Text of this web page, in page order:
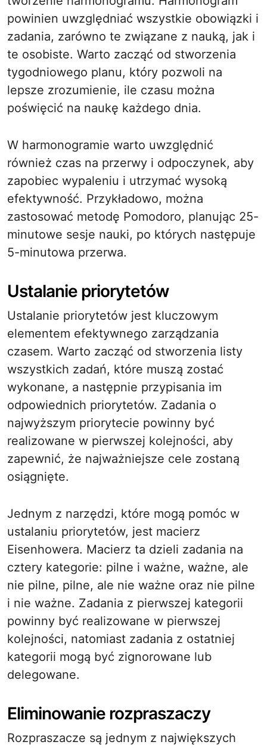
powinien uwzględniać wszystkie obowiązki i
zadania, zarówno te związane z nauką, jak i
te osobiste. Warto zacząć od stworzenia
tygodniowego planu, który pozwoli na
lepsze zrozumienie, ile czasu można
poświęcić na naukę każdego dnia.
W harmonogramie warto uwzględnić
również czas na przerwy i odpoczynek, aby
zapobiec wypaleniu i utrzymać wysoką
efektywność. Przykładowo, można
zastosować metodę Pomodoro, planując 25-
minutowe sesje nauki, po których następuje
5-minutowa przerwa.
Ustalanie priorytetów
Ustalanie priorytetów jest kluczowym
elementem efektywnego zarządzania
czasem. Warto zacząć od stworzenia listy
wszystkich zadań, które muszą zostać
wykonane, a następnie przypisania im
odpowiednich priorytetów. Zadania o
najwyższym priorytecie powinny być
realizowane w pierwszej kolejności, aby
zapewnić, że najważniejsze cele zostaną
osiągnięte.
Jednym z narzędzi, które mogą pomóc w
ustalaniu priorytetów, jest macierz
Eisenhowera. Macierz ta dzieli zadania na
cztery kategorie: pilne i ważne, ważne, ale
nie pilne, pilne, ale nie ważne oraz nie pilne
i nie ważne. Zadania z pierwszej kategorii
powinny być realizowane w pierwszej
kolejności, natomiast zadania z ostatniej
kategorii mogą być zignorowane lub
delegowane.
Eliminowanie rozpraszaczy
Rozpraszacze są jednym z największych